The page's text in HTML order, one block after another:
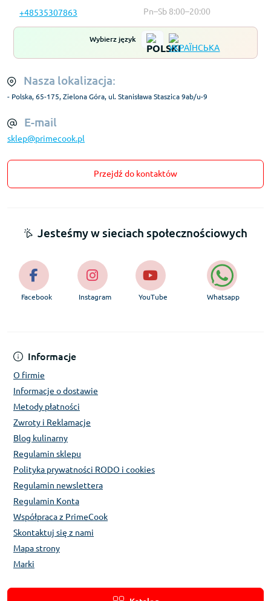
+48535307863 Pn–Sb 8:00–20:00
Wybierz język
Nasza lokalizacja:
- Polska, 65-175, Zielona Góra, ul. Stanisława Staszica 9ab/u-9
E-mail
sklep@primecook.pl
Przejdź do kontaktów
Informacje
O firmie
Informacje o dostawie
Metody płatności
Zwroty i Reklamacje
Blog kulinarny
Regulamin sklepu
Polityka prywatności RODO i cookies
Regulamin newslettera
Regulamin Konta
Współpraca z PrimeCook
Skontaktuj się z nami
Mapa strony
Marki
Jesteśmy w sieciach społecznościowych
Facebook Instagram YouTube Whatsapp